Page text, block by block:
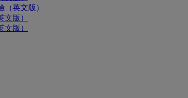
（英文版）
文版）
文版）